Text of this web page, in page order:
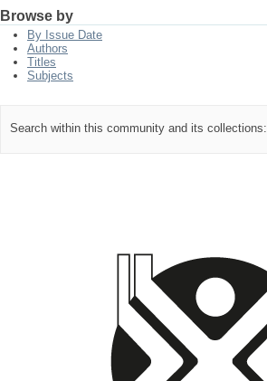
Browse by
By Issue Date
Authors
Titles
Subjects
Search within this community and its collections: